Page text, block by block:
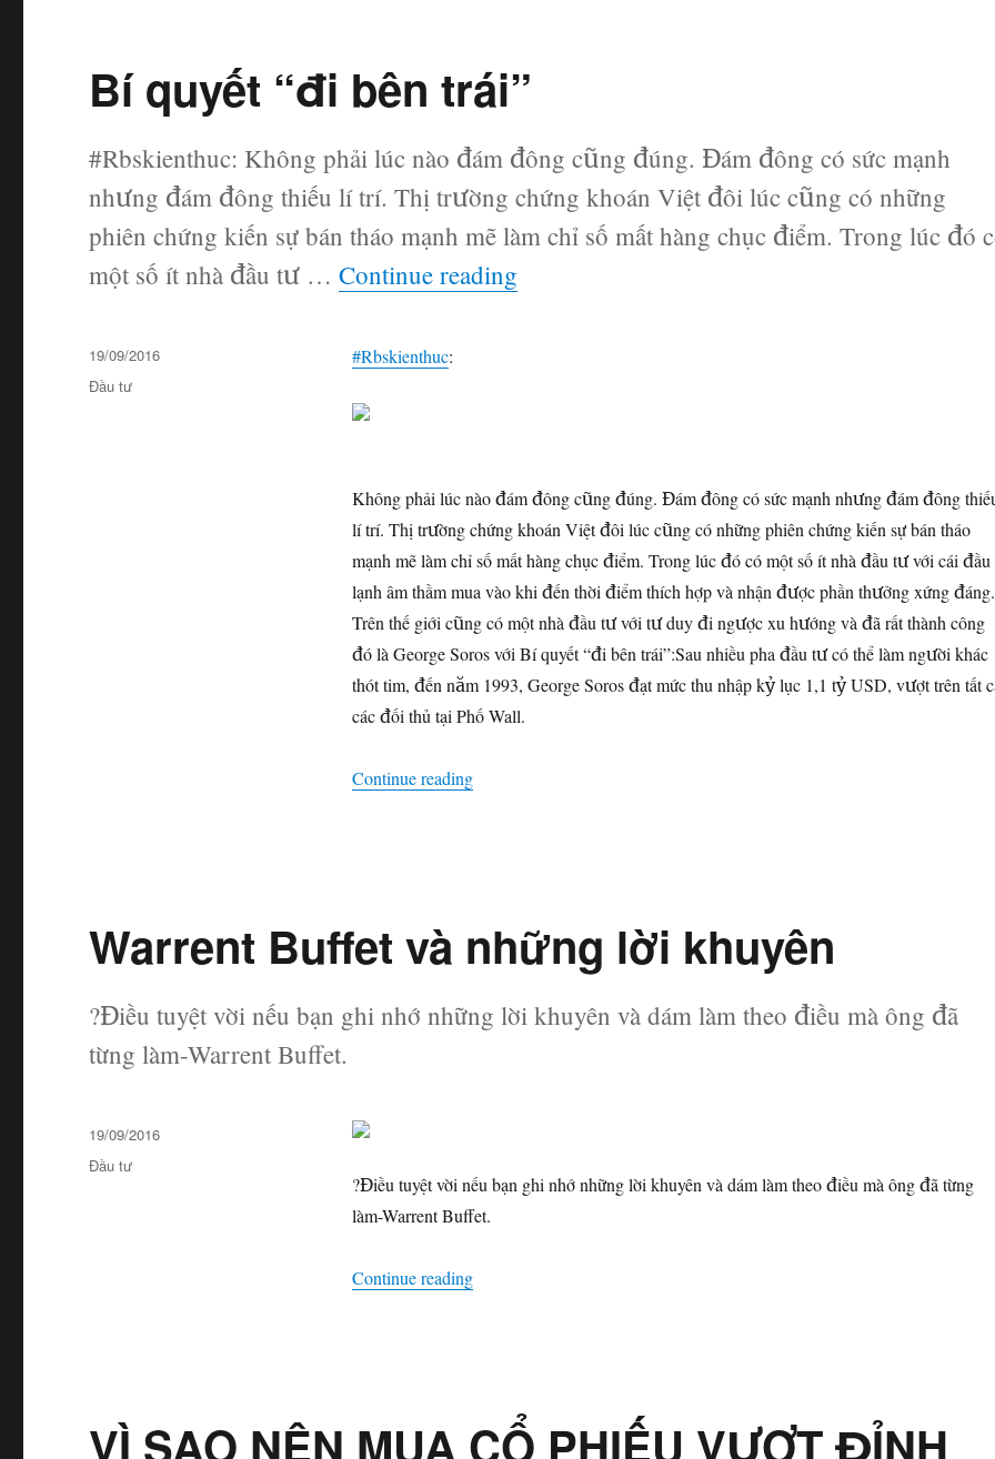
Bí quyết “đi bên trái”
#Rbskienthuc: Không phải lúc nào đám đông cũng đúng. Đám đông có sức mạnh
nhưng đám đông thiếu lí trí. Thị trường chứng khoán Việt đôi lúc cũng có những
phiên chứng kiến sự bán tháo mạnh mẽ làm chỉ số mất hàng chục điểm. Trong lúc đó
một số ít nhà đầu tư …Continue reading
#Rbskienthuc:
Không phải lúc nào đám đông cũng đúng. Đám đông có sức mạnh nhưng đám đông
lí trí. Thị trường chứng khoán Việt đôi lúc cũng có những phiên chứng kiến sự bán tháo
mạnh mẽ làm chỉ số mất hàng chục điểm. Trong lúc đó có một số ít nhà đầu tư với cái đầu
lạnh âm thầm mua vào khi đến thời điểm thích hợp và nhận được phần thưởng xứng đáng.
Trên thế giới cũng có một nhà đầu tư với tư duy đi ngược xu hướng và đã rất thành công
đó là George Soros với Bí quyết “đi bên trái”:Sau nhiều pha đầu tư có thể làm người khác
thót tim, đến năm 1993, George Soros đạt mức thu nhập kỷ lục 1,1 tỷ USD, vượt trên tất
các đối thủ tại Phố Wall.
Continue reading“Bí quyết “đi bên trái””
Posted
on
19/09/2016
Categories
Đầu tư
Warrent Buffet và những lời khuyên
?Điều tuyệt vời nếu bạn ghi nhớ những lời khuyên và dám làm theo điều mà ông đã
từng làm-Warrent Buffet.
?Điều tuyệt vời nếu bạn ghi nhớ những lời khuyên và dám làm theo điều mà ông đã từng
làm-Warrent Buffet.
Continue reading“Warrent Buffet và những lời khuyên”
Posted
on
19/09/2016
Categories
Đầu tư
VÌ SAO NÊN MUA CỔ PHIẾU VƯỢT ĐỈNH